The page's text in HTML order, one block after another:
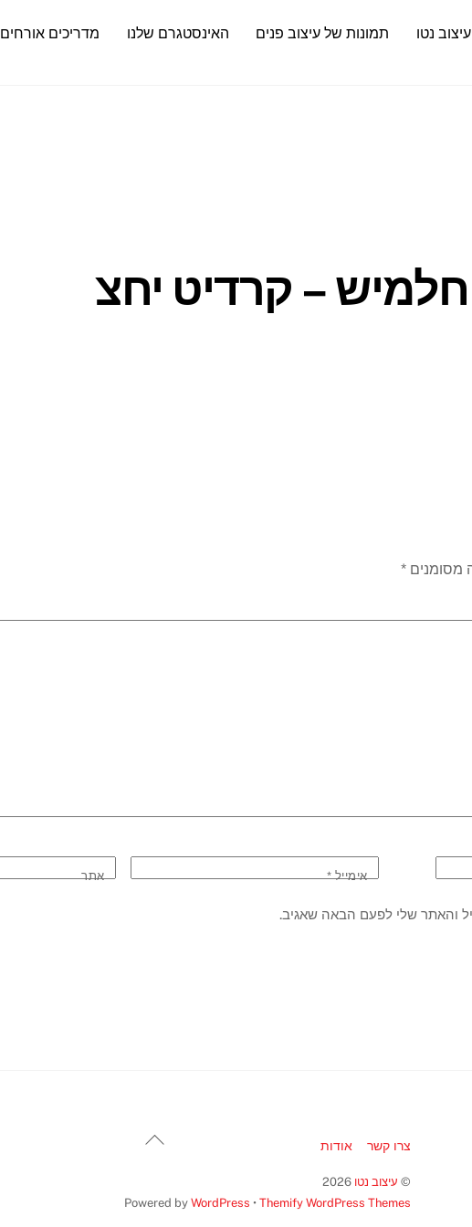
נטו תמונות של עיצוב פנים האינסטגרם שלנו מדריכים אורחים
– קרדיט יחצ
מסומנים *
אימייל* אתר
והאתר שלי לפעם הבאה שאגיב.
Back
צרו קשר אודות
© עיצוב נטו 2026
Powered by WordPress • Themify WordPress Themes